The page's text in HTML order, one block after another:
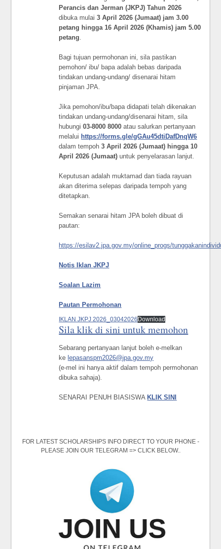
Perancis dan Jerman (JKPJ) Tahun 2026
dibuka mulai3 April 2026 (Jumaat) jam 3.00
petang hingga 16 April 2026 (Khamis) jam 5.00
petang
Bagi tujuan permohonan ini, sila pastikan
pemohon/ ibu/ bapa adalah bebas daripada
tindakan undang-undang/ disenarai hitam
pinjaman JPA.
Jika pemohon/ibu/bapa didapati telah dikenakan
tindakan undang-undang/disenarai hitam, sila
hubungi03-8000 8000 atau salurkan pertanyaan
melalui https://forms.gle/gGAu45dtiDafDnqW6
dalam tempoh3 April 2026 (Jumaat) hingga 10
April 2026 (Jumaat) untuk penyelarasan lanjut.
Keputusan adalah muktamad dan tiada rayuan
akan diterima selepas daripada tempoh yang
ditetapkan.
Semakan senarai hitam JPA boleh dibuat di
pautan:
https://esilav2.jpa.gov.my/online_progs/
Notis Iklan JKPJ
Soalan Lazim
Pautan Permohonan
IKLAN JKPJ 2026_03042026 Download
Sila klik di sini untuk memohon
Sebarang pertanyaan lanjut boleh e-melkan
ke lepasanspm2026@jpa.gov.my
(e-mel ini hanya aktif dalam tempoh permohonan
dibuka sahaja).
SENARAI PENUH BIASISWA KLIK SINI
FOR LATEST SCHOLARSHIPS INFO DIRECT TO YOUR PHONE -
PLEASE JOIN OUR TELEGRAM => CLICK BELOW..